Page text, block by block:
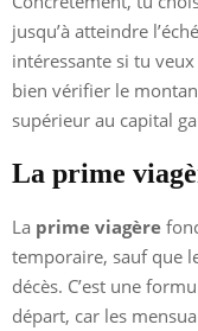
jusqu’à atteindre
intéressante si tu
bien vérifier le
supérieur au capital
La prime
La prime viagère
temporaire, sauf que
décès. C’est une
départ, car les